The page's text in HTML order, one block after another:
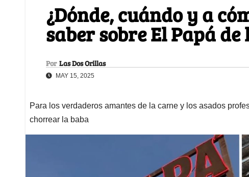
¿Dónde, cuándo y a
saber sobre El Papá de
Por Las Dos Orillas
MAY 15, 2025
Para los verdaderos amantes de la carne y los asados
chorrear la baba